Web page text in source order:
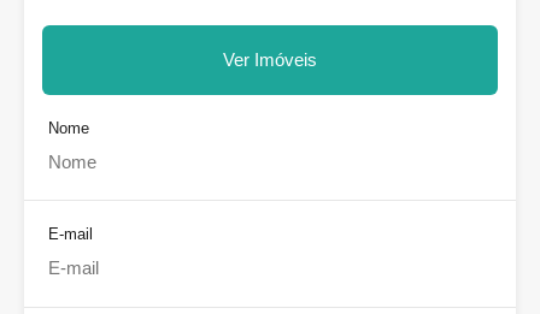
Ver Imóveis
Nome
E-mail